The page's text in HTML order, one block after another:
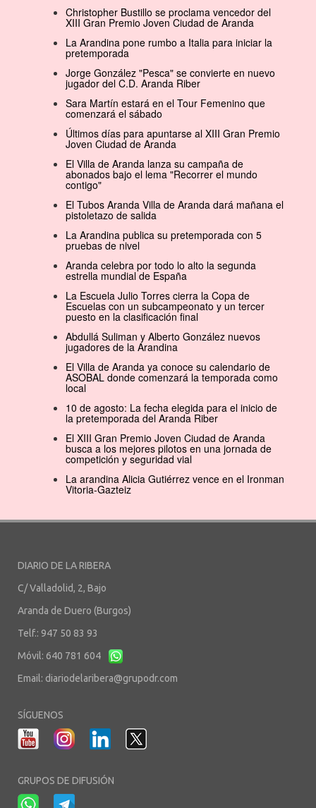
Christopher Bustillo se proclama vencedor del
XIII Gran Premio Joven Ciudad de Aranda
La Arandina pone rumbo a Italia para iniciar la
pretemporada
Jorge González "Pesca" se convierte en nuevo
jugador del C.D. Aranda Riber
Sara Martín estará en el Tour Femenino que
comenzará el sábado
Últimos días para apuntarse al XIII Gran Premio
Joven Ciudad de Aranda
El Villa de Aranda lanza su campaña de
abonados bajo el lema "Recorrer el mundo
contigo"
El Tubos Aranda Villa de Aranda dará mañana el
pistoletazo de salida
La Arandina publica su pretemporada con 5
pruebas de nivel
Aranda celebra por todo lo alto la segunda
estrella mundial de España
La Escuela Julio Torres cierra la Copa de
Escuelas con un subcampeonato y un tercer
puesto en la clasificación final
Abdullá Suliman y Alberto González nuevos
jugadores de la Arandina
El Villa de Aranda ya conoce su calendario de
ASOBAL donde comenzará la temporada como
local
10 de agosto: La fecha elegida para el inicio de
la pretemporada del Aranda Riber
El XIII Gran Premio Joven Ciudad de Aranda
busca a los mejores pilotos en una jornada de
competición y seguridad vial
La arandina Alicia Gutiérrez vence en el Ironman
Vitoria-Gazteiz
DIARIO DE LA RIBERA
C/ Valladolid, 2, Bajo
Aranda de Duero (Burgos)
Telf.: 947 50 83 93
Móvil: 640 781 604
Email: diariodelaribera@grupodr.com
SÍGUENOS
GRUPOS DE DIFUSIÓN